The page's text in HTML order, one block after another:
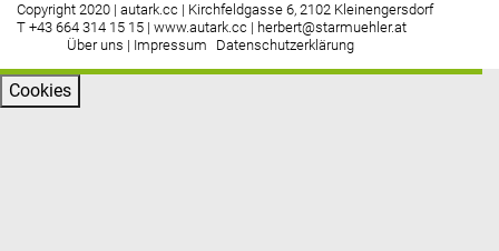
Copyright 2020 | autark.cc | Kirchfeldgasse 6, 2102 Kleinengersdorf
T +43 664 314 15 15 | www.autark.cc | herbert@starmuehler.at
Über uns | Impressum Datenschutzerklärung
Cookies